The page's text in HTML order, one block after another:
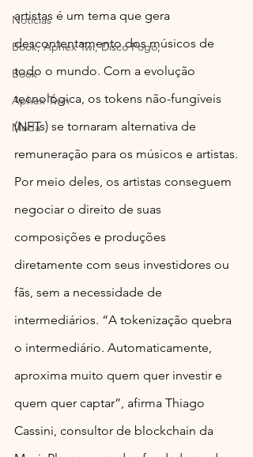
Notícias
Book, Aphex Twi, Disco Pogo,
Book
Aphex Twin
Moda
artistas é um tema que gera
descontentamento dos músicos de
todo o mundo. Com a evolução
tecnológica, os tokens não-fungíveis
(NFTs) se tornaram alternativa de
remuneração para os músicos e artistas.
Por meio deles, os artistas conseguem
negociar o direito de suas
composições e produções
diretamente com seus investidores ou
fãs, sem a necessidade de
intermediários. “A tokenização quebra
o intermediário. Automaticamente,
aproxima muito quem quer investir e
quem quer captar”, afirma Thiago
Cassini, consultor de blockchain da